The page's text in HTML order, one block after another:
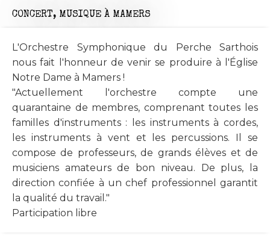
CONCERT, MUSIQUE À MAMERS
L'Orchestre Symphonique du Perche Sarthois
nous fait l'honneur de venir se produire à l'Église
Notre Dame à Mamers !
"Actuellement l'orchestre compte une
quarantaine de membres, comprenant toutes les
familles d'instruments : les instruments à cordes,
les instruments à vent et les percussions. Il se
compose de professeurs, de grands élèves et de
musiciens amateurs de bon niveau. De plus, la
direction confiée à un chef professionnel garantit
la qualité du travail."
Participation libre